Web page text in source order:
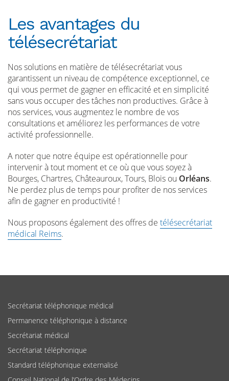
Les avantages du
télésecrétariat
Nos solutions en matière de télésecrétariat vous
garantissent un niveau de compétence exceptionnel, ce
qui vous permet de gagner en efficacité et en simplicité
sans vous occuper des tâches non productives. Grâce à
nos services, vous augmentez le nombre de vos
consultations et améliorez les performances de votre
activité professionnelle.
A noter que notre équipe est opérationnelle pour
intervenir à tout moment et ce où que vous soyez à
Bourges, Chartres, Châteauroux, Tours, Blois ou Orléans.
Ne perdez plus de temps pour profiter de nos services
afin de gagner en productivité !
Nous proposons également des offres de télésecrétariat
médical Reims.
Secrétariat téléphonique médical
Permanence téléphonique à distance
Secrétariat médical
Secrétariat téléphonique
Standard téléphonique externalisé